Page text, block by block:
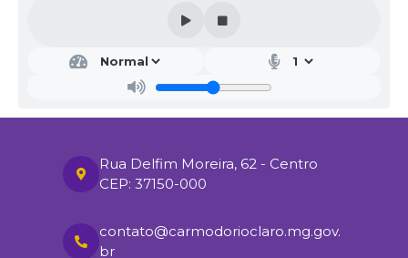
Rua Delfim Moreira, 62 - Centro
CEP: 37150-000
contato@carmodorioclaro.mg.gov.
br